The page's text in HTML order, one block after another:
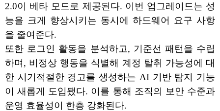
2.0이 베타 모드로 제공된다. 이번 업그레이드는 성
능을 크게 향상시키는 동시에 하드웨어 요구 사항
을 줄여준다.
또한 로그인 활동을 분석하고, 기준선 패턴을 수립
하며, 비정상 행동을 식별해 계정 탈취 가능성에 대
한 시기적절한 경고를 생성하는 AI 기반 탐지 기능
이 새롭게 도입됐다. 이를 통해 조직의 보안 수준과
운영 효율성이 한층 강화된다.